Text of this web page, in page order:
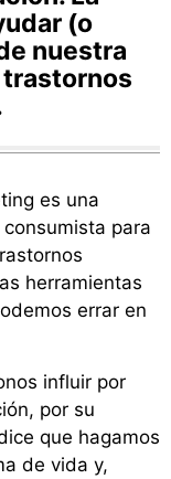
(o
nuestra
es una
para
herramientas
errar en
influir por
por su
que hagamos
de vida y,